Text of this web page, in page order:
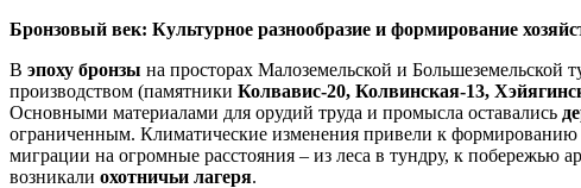
Бронзовый век: Культурное разнообразие и формирование
В эпоху бронзы на просторах Малоземельской и Большеземельской
производством (памятники Колвавис-20, Колвинская-13,
Основными материалами для орудий труда и промысла оставались
ограниченным. Климатические изменения привели к
миграции на огромные расстояния – из леса в тундру, к побережью
возникали охотничьи лагеря.